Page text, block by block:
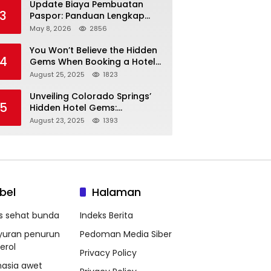
3
Update Biaya Pembuatan
Paspor: Panduan Lengkap
Tarif Resmi Negara!
May 8, 2026 2856
4
You Won’t Believe the Hidden
Gems When Booking a Hotel
in Louisville KY—From Cheap
August 25, 2025 1823
5
Unveiling Colorado Springs’
Hidden Hotel Gems:
Affordable Stays, Luxury
August 23, 2025 1393
sehat bunda
penurun
awet
Halaman
Indeks Berita
Pedoman Media Siber
Privacy Policy